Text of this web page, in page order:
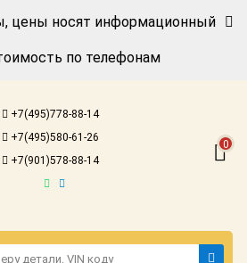
цены носят информационный
по телефонам
+7(495)778-88-14
+7(495)580-61-26
+7(901)578-88-14
0